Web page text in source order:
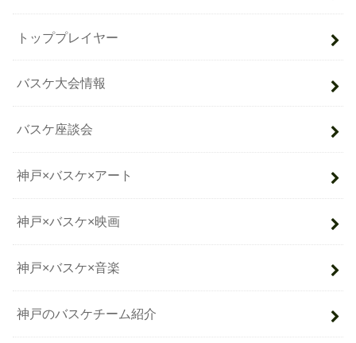
トッププレイヤー
バスケ大会情報
バスケ座談会
神戸×バスケ×アート
神戸×バスケ×映画
神戸×バスケ×音楽
神戸のバスケチーム紹介